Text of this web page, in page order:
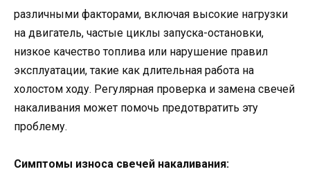
различными факторами, включая высокие нагрузки
на двигатель, частые циклы запуска-остановки,
низкое качество топлива или нарушение правил
эксплуатации, такие как длительная работа на
холостом ходу. Регулярная проверка и замена свечей
накаливания может помочь предотвратить эту
проблему.
Симптомы износа свечей накаливания: